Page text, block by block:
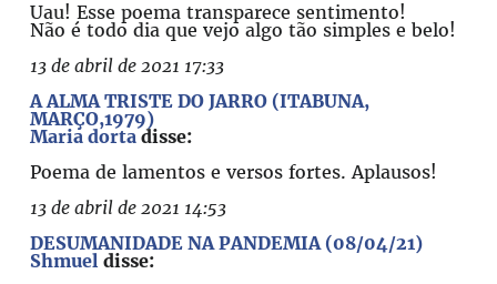
Uau! Esse poema transparece sentimento!
Não é todo dia que vejo algo tão simples e belo!
13 de abril de 2021 17:33
A ALMA TRISTE DO JARRO (ITABUNA,
MARÇO,1979)
Maria dorta disse:
Poema de lamentos e versos fortes. Aplausos!
13 de abril de 2021 14:53
DESUMANIDADE NA PANDEMIA (08/04/21)
Shmuel disse: